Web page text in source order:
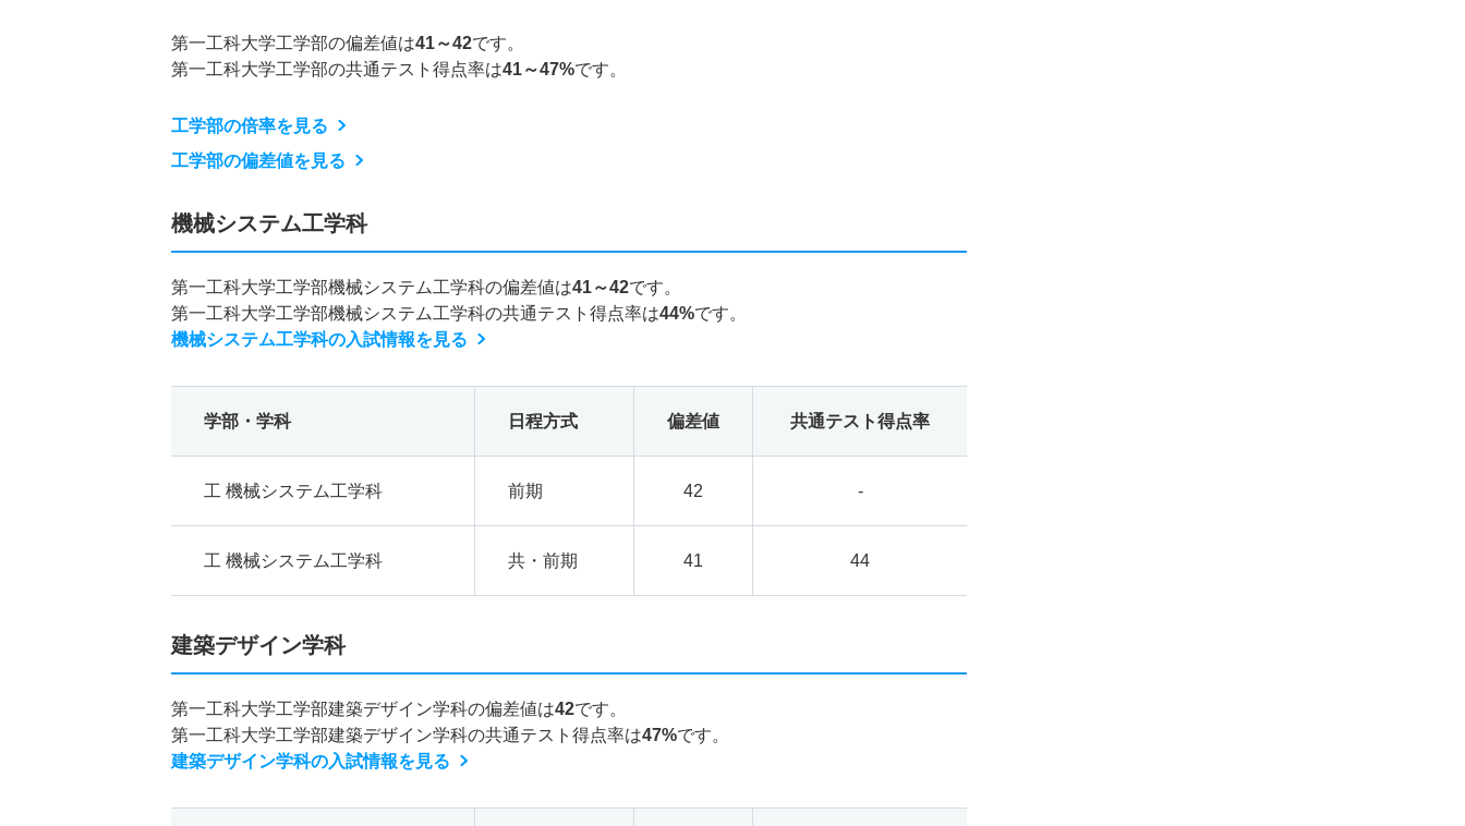
第一工科大学工学部の偏差値は41～42です。
第一工科大学工学部の共通テスト得点率は41～47%です。
工学部の倍率を見る
工学部の偏差値を見る
機械システム工学科
第一工科大学工学部機械システム工学科の偏差値は41～42です。
第一工科大学工学部機械システム工学科の共通テスト得点率は44%です。
機械システム工学科の入試情報を見る
学部・学科 日程方式 偏差値 共通テスト得点率
工 機械システム工学科 前期 42 -
工 機械システム工学科 共・前期 41 44
建築デザイン学科
第一工科大学工学部建築デザイン学科の偏差値は42です。
第一工科大学工学部建築デザイン学科の共通テスト得点率は47%です。
建築デザイン学科の入試情報を見る